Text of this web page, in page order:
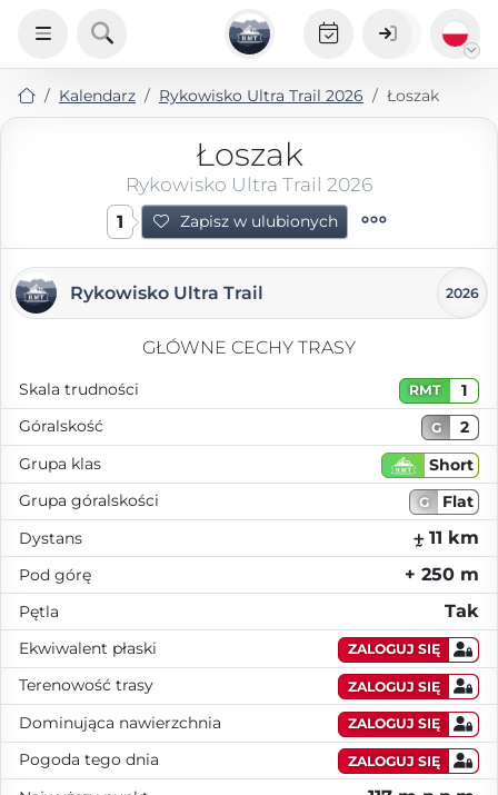
Kalendarz Rykowisko Ultra Trail 2026 Łoszak
Łoszak
Rykowisko Ultra Trail 2026
1 Zapisz w ulubionych
Rykowisko Ultra Trail 2026
GŁÓWNE CECHY TRASY
Skala trudności RMT
1
Góralskość
G
2
Grupa klas
Short
Grupa góralskości
G
Flat
Dystans
⨦ 11 km
Pod górę + 250 m
Pętla Tak
Ekwiwalent płaski ZALOGUJ SIĘ
Terenowość trasy ZALOGUJ SIĘ
Dominująca nawierzchnia ZALOGUJ SIĘ
Pogoda tego dnia ZALOGUJ SIĘ